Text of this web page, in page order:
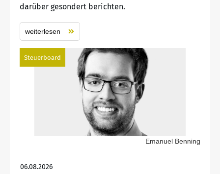
darüber gesondert berichten.
weiterlesen
Steuerboard
Emanuel Benning
06.08.2026